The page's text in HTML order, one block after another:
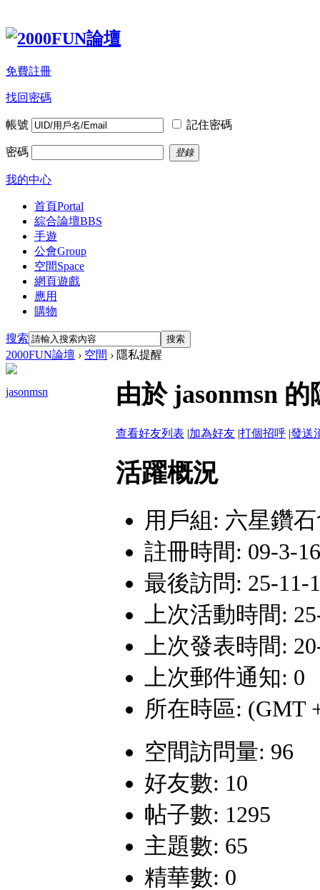
免費註冊
找回密碼
帳號 記住密碼
密碼 登錄
我的中心
首頁Portal
綜合論壇BBS
手遊
公會Group
空間Space
網頁遊戲
應用
購物
搜索 搜索
2000FUN論壇 › 空間 › 隱私提醒
jasonmsn 由於 jasonmsn
查看好友列表 |加為好友 |打個招呼 |發送
活躍概況
用戶組: 六星鑽
註冊時間: 09-3-
最後訪問: 25-11-
上次活動時間:
上次發表時間:
上次郵件通知: 0
所在時區: (GMT
空間訪問量: 96
好友數: 10
帖子數: 1295
主題數: 65
精華數: 0